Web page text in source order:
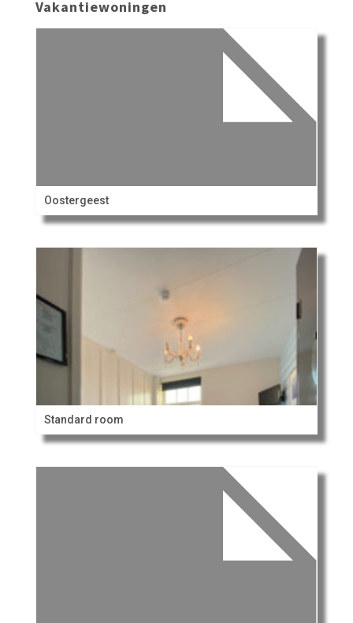
Vakantiewoningen
Oostergeest
Standard room